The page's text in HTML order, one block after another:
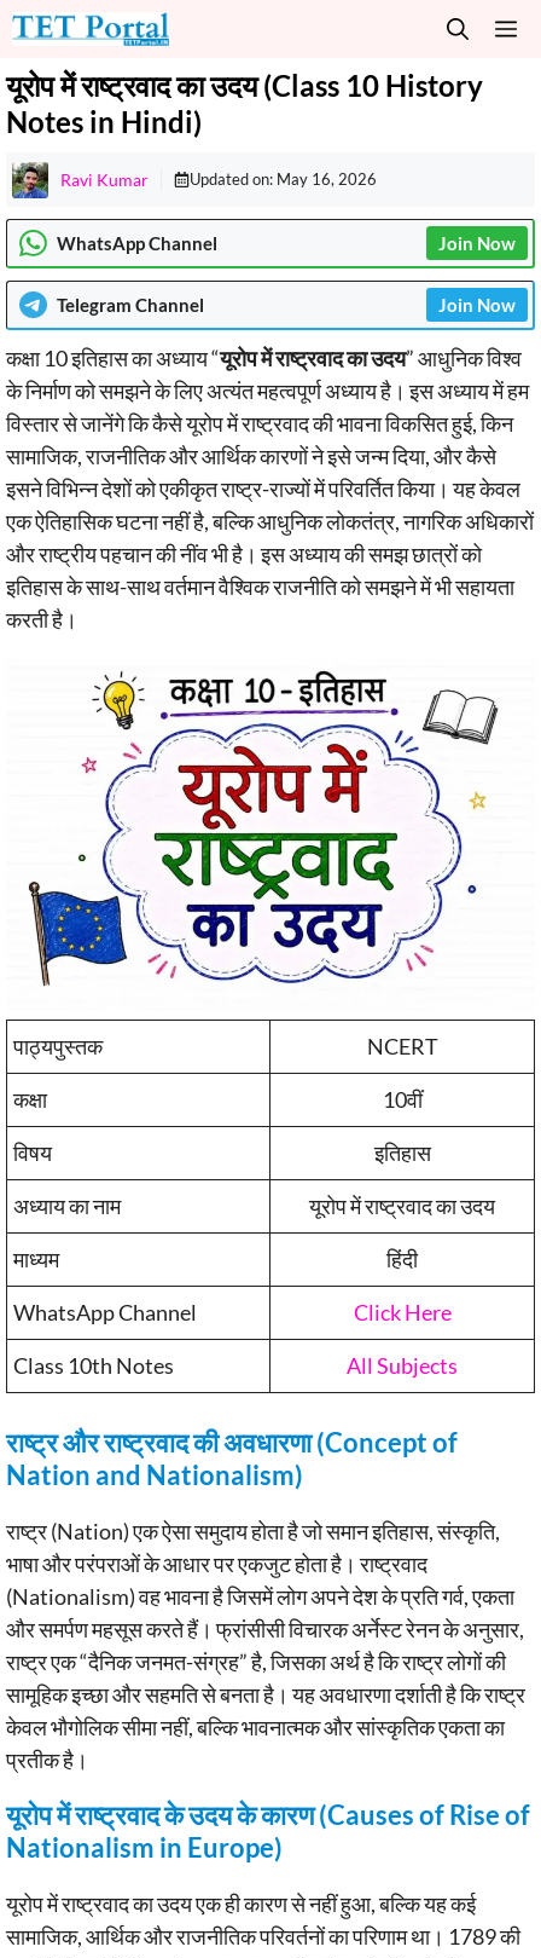
Skip
to
content
यूरोप में राष्ट्रवाद का उदय (Class 10 History
Notes in Hindi)
Ravi Kumar Updated on: May 16, 2026
WhatsApp Channel Join Now
Telegram Channel Join Now
कक्षा 10 इतिहास का अध्याय “यूरोप में राष्ट्रवाद का उदय” आधुनिक विश्व
के निर्माण को समझने के लिए अत्यंत महत्वपूर्ण अध्याय है। इस अध्याय में हम
विस्तार से जानेंगे कि कैसे यूरोप में राष्ट्रवाद की भावना विकसित हुई, किन
सामाजिक, राजनीतिक और आर्थिक कारणों ने इसे जन्म दिया, और कैसे
इसने विभिन्न देशों को एकीकृत राष्ट्र-राज्यों में परिवर्तित किया। यह केवल
एक ऐतिहासिक घटना नहीं है, बल्कि आधुनिक लोकतंत्र, नागरिक अधिकारों
और राष्ट्रीय पहचान की नींव भी है। इस अध्याय की समझ छात्रों को
इतिहास के साथ-साथ वर्तमान वैश्विक राजनीति को समझने में भी सहायता
करती है।
पाठ्यपुस्तक
NCERT
कक्षा
10वीं
विषय
इतिहास
अध्याय का नाम
यूरोप में राष्ट्रवाद का उदय
माध्यम
हिंदी
WhatsApp Channel
Click Here
Class 10th Notes
All Subjects
राष्ट्र और राष्ट्रवाद की अवधारणा (Concept of
Nation and Nationalism)
राष्ट्र (Nation) एक ऐसा समुदाय होता है जो समान इतिहास, संस्कृति,
भाषा और परंपराओं के आधार पर एकजुट होता है। राष्ट्रवाद
(Nationalism) वह भावना है जिसमें लोग अपने देश के प्रति गर्व, एकता
और समर्पण महसूस करते हैं। फ्रांसीसी विचारक अर्नेस्ट रेनन के अनुसार,
राष्ट्र एक “दैनिक जनमत-संग्रह” है, जिसका अर्थ है कि राष्ट्र लोगों की
सामूहिक इच्छा और सहमति से बनता है। यह अवधारणा दर्शाती है कि राष्ट्र
केवल भौगोलिक सीमा नहीं, बल्कि भावनात्मक और सांस्कृतिक एकता का
प्रतीक है।
यूरोप में राष्ट्रवाद के उदय के कारण (Causes of Rise of
Nationalism in Europe)
यूरोप में राष्ट्रवाद का उदय एक ही कारण से नहीं हुआ, बल्कि यह कई
सामाजिक, आर्थिक और राजनीतिक परिवर्तनों का परिणाम था। 1789 की